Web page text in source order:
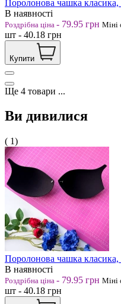
Поролонова чашка
В наявності
Роздрібна ціна - 79.95 грн Міні
шт - 40.18 грн
Купити
Ще 4 товари ...
Ви дивилися
( 1)
Поролонова чашка
В наявності
Роздрібна ціна - 79.95 грн Міні
шт - 40.18 грн